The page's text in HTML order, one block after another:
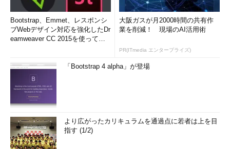
Bootstrap、Emmet、レスポンシ
ブWebデザイン対応を強化したDr
eamweaver CC 2015を使って
大阪ガスが月2000時間の共有作
業を削減！ 現場のAI活用術
PR(ITmedia エンタープライズ)
「Bootstrap 4 alpha」が登場
より広がったカリキュラムを通過点に若者は上を目
指す (1/2)